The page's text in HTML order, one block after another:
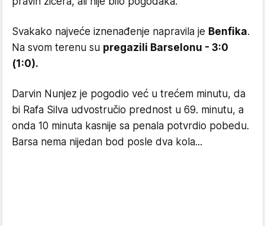
Svakako najveće iznenađenje napravila je Benfika.
Na svom terenu su pregazili Barselonu - 3:0
(1:0).
Darvin Nunjez je pogodio već u trećem minutu, da
bi Rafa Silva udvostručio prednost u 69. minutu, a
onda 10 minuta kasnije sa penala potvrdio pobedu.
Barsa nema nijedan bod posle dva kola...